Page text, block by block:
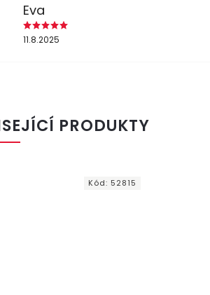
Eva
11.8.2025
PRODUKTY
Kód:3368